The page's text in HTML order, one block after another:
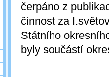
čerpáno z
činnost za
Státního
byly součástí